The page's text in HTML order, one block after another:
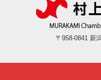
〒958-0841 新